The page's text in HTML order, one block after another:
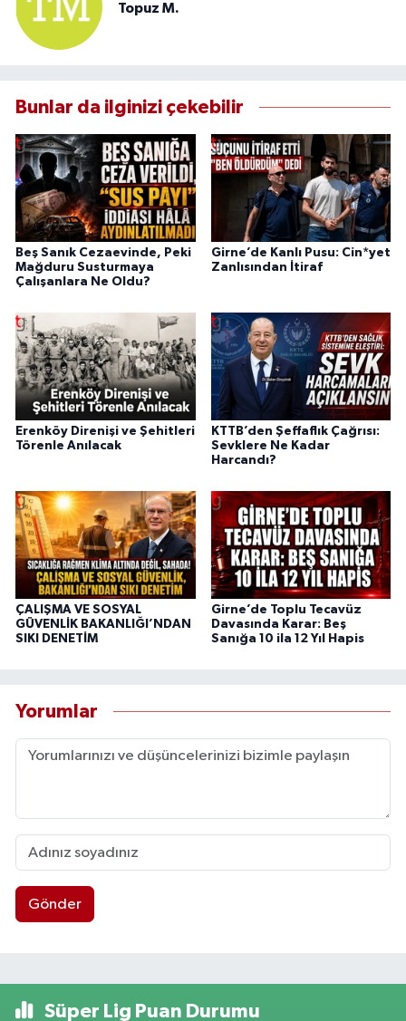
Topuz M.
Bunlar da ilginizi çekebilir
Beş Sanık Cezaevinde, Peki
Mağduru Susturmaya
Çalışanlara Ne Oldu?
Girne’de Kanlı Pusu: Cin*yet
Zanlısından İtiraf
Erenköy Direnişi ve Şehitleri
Törenle Anılacak
KTTB’den Şeffaflık Çağrısı:
Sevklere Ne Kadar
Harcandı?
ÇALIŞMA VE SOSYAL
GÜVENLİK BAKANLIĞI’NDAN
SIKI DENETİM
Girne’de Toplu Tecavüz
Davasında Karar: Beş
Sanığa 10 ila 12 Yıl Hapis
Yorumlar
Gönder
Süper Lig Puan Durumu